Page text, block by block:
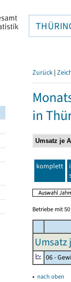
Zurück |
in
komplett
Betriebe mit
Umsatz
06 -
▴ nach oben